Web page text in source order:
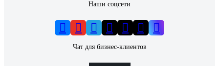
Наши соцсети
Чат для бизнес-клиентов